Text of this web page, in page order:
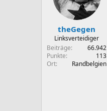
theGegen
Linksverteidiger
Beiträge
66.942
Punkte
113
Ort
Randbelgien